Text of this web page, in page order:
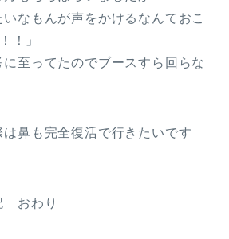
いなもんが声をかけるなんておこ
！」
に至ってたのでブースすら回らな
鼻も完全復活で行きたいです
おわり